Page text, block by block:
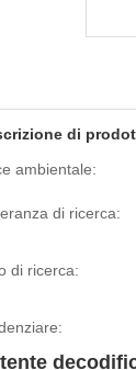
di
ambientale:
di ricerca:
di ricerca: